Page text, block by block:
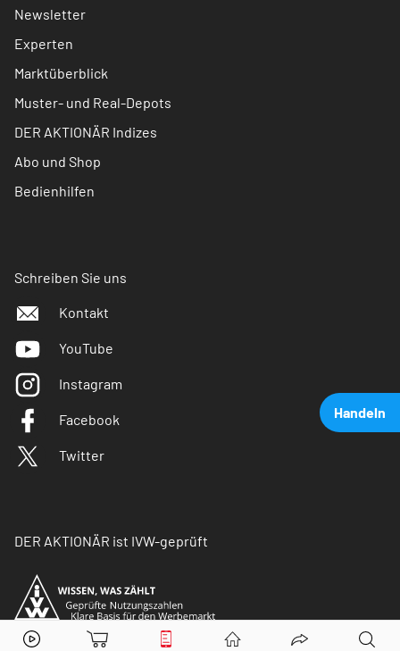
Handeln
Adidas Aktie jetzt handeln?
Newsletter
Experten
Marktüberblick
Muster- und Real-Depots
DER AKTIONÄR Indizes
Abo und Shop
Bedienhilfen
Schreiben Sie uns
Kontakt
YouTube
Instagram
Facebook
Twitter
DER AKTIONÄR ist IVW-geprüft